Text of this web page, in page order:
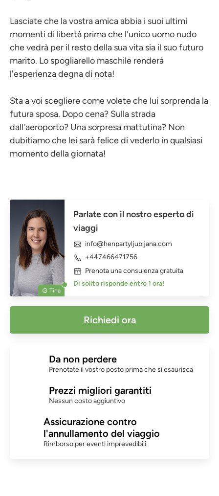
Lasciate che la vostra amica abbia i suoi ultimi
momenti di libertà prima che l'unico uomo nudo
che vedrà per il resto della sua vita sia il suo futuro
marito. Lo spogliarello maschile renderà
l'esperienza degna di nota!
Sta a voi scegliere come volete che lui sorprenda la
futura sposa. Dopo cena? Sulla strada
dall'aeroporto? Una sorpresa mattutina? Non
dubitiamo che lei sarà felice di vederlo in qualsiasi
momento della giornata!
Tina
Parlate con il nostro esperto di
viaggi
info@henpartyljubljana.com
+447466471756
Prenota una consulenza gratuita
Di solito risponde entro 1 ora!
Richiedi ora
Da non perdere
Prenotate il vostro posto prima che si esaurisca
Prezzi migliori garantiti
Nessun costo aggiuntivo
Assicurazione contro
l'annullamento del viaggio
Rimborso per eventi imprevedibili